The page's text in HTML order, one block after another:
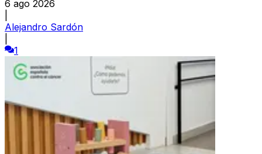
6 ago 2026
Alejandro Sardón
1